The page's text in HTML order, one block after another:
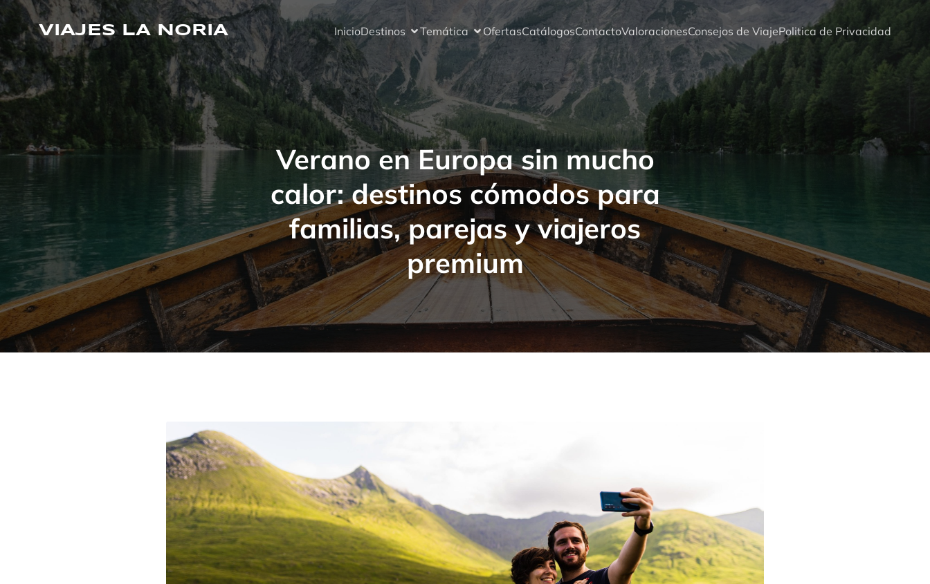
Saltar
al
contenidoVIAJES LA NORIA InicioDestinos Temática OfertasCatálogosContactoValoracionesConsejos de ViajePolitica de Privacidad
Verano en Europa sin mucho
calor: destinos cómodos para
familias, parejas y viajeros
premium